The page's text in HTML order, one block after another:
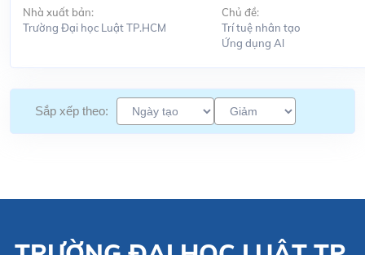
Nhà xuất bản:
Trường Đại học Luật TP.HCM
Chủ đề:
Trí tuệ nhân tạo
Ứng dụng Al
Sắp xếp theo: